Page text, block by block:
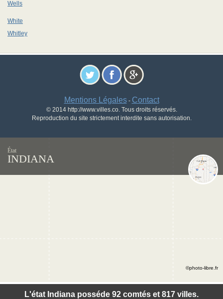
Wells
White
Whitley
Mentions Légales- Contact
© 2014 http://www.villes.co. Tous droits réservés.
Reproduction du site strictement interdite sans autorisation.
État
INDIANA
L'état Indiana posséde 92 comtés et 817 villes.
©photo-libre.fr